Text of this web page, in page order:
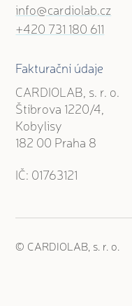
info@cardiolab.cz
+420 731 180 611
Fakturační údaje
CARDIOLAB, s. r. o.
Štíbrova 1220/4,
Kobylisy
182 00 Praha 8
IČ: 01763121
© CARDIOLAB, s. r. o.